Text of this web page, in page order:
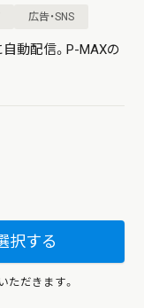
広告・SNS
動配信。P-MAXの
択する
ただきます。